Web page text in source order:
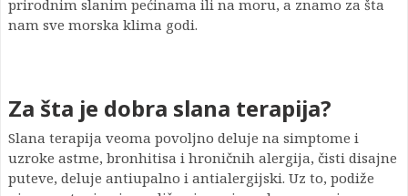
prirodnim slanim pećinama ili na moru, a znamo za šta
nam sve morska klima godi.
Za šta je dobra slana terapija?
Slana terapija veoma povoljno deluje na simptome i
uzroke astme, bronhitisa i hroničnih alergija, čisti disajne
puteve, deluje antiupalno i antialergijski. Uz to, podiže